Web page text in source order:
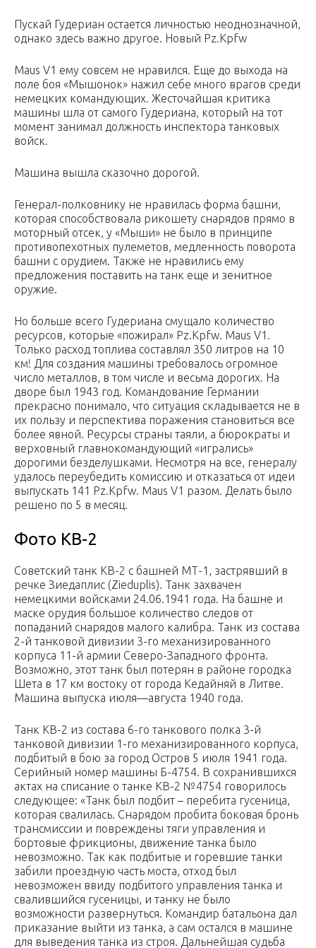
Пускай Гудериан остается личностью неоднозначной,
однако здесь важно другое. Новый Pz.Kpfw
Maus V1 ему совсем не нравился. Еще до выхода на
поле боя «Мышонок» нажил себе много врагов среди
немецких командующих. Жесточайшая критика
машины шла от самого Гудериана, который на тот
момент занимал должность инспектора танковых
войск.
Машина вышла сказочно дорогой.
Генерал-полковнику не нравилась форма башни,
которая способствовала рикошету снарядов прямо в
моторный отсек, у «Мыши» не было в принципе
противопехотных пулеметов, медленность поворота
башни с орудием. Также не нравились ему
предложения поставить на танк еще и зенитное
оружие.
Но больше всего Гудериана смущало количество
ресурсов, которые «пожирал» Pz.Kpfw. Maus V1.
Только расход топлива составлял 350 литров на 10
км! Для создания машины требовалось огромное
число металлов, в том числе и весьма дорогих. На
дворе был 1943 год. Командование Германии
прекрасно понимало, что ситуация складывается не в
их пользу и перспектива поражения становиться все
более явной. Ресурсы страны таяли, а бюрократы и
верховный главнокомандующий «игрались»
дорогими безделушками. Несмотря на все, генералу
удалось переубедить комиссию и отказаться от идеи
выпускать 141 Pz.Kpfw. Maus V1 разом. Делать было
решено по 5 в месяц.
Фото КВ-2
Советский танк КВ-2 с башней МТ-1, застрявший в
речке Зиедаплис (Zieduplis). Танк захвачен
немецкими войсками 24.06.1941 года. На башне и
маске орудия большое количество следов от
попаданий снарядов малого калибра. Танк из состава
2-й танковой дивизии 3-го механизированного
корпуса 11-й армии Северо-Западного фронта.
Возможно, этот танк был потерян в районе городка
Шета в 17 км востоку от города Кедайняй в Литве.
Машина выпуска июля—августа 1940 года.
Танк КВ-2 из состава 6-го танкового полка 3-й
танковой дивизии 1-го механизированного корпуса,
подбитый в бою за город Остров 5 июля 1941 года.
Серийный номер машины Б-4754. В сохранившихся
актах на списание о танке КВ-2 №4754 говорилось
следующее: «Танк был подбит – перебита гусеница,
которая свалилась. Снарядом пробита боковая бронь
трансмиссии и повреждены тяги управления и
бортовые фрикционы, движение танка было
невозможно. Так как подбитые и горевшие танки
забили проездную часть моста, отход был
невозможен ввиду подбитого управления танка и
свалившийся гусеницы, и танку не было
возможности развернуться. Командир батальона дал
приказание выйти из танка, а сам остался в машине
для выведения танка из строя. Дальнейшая судьба